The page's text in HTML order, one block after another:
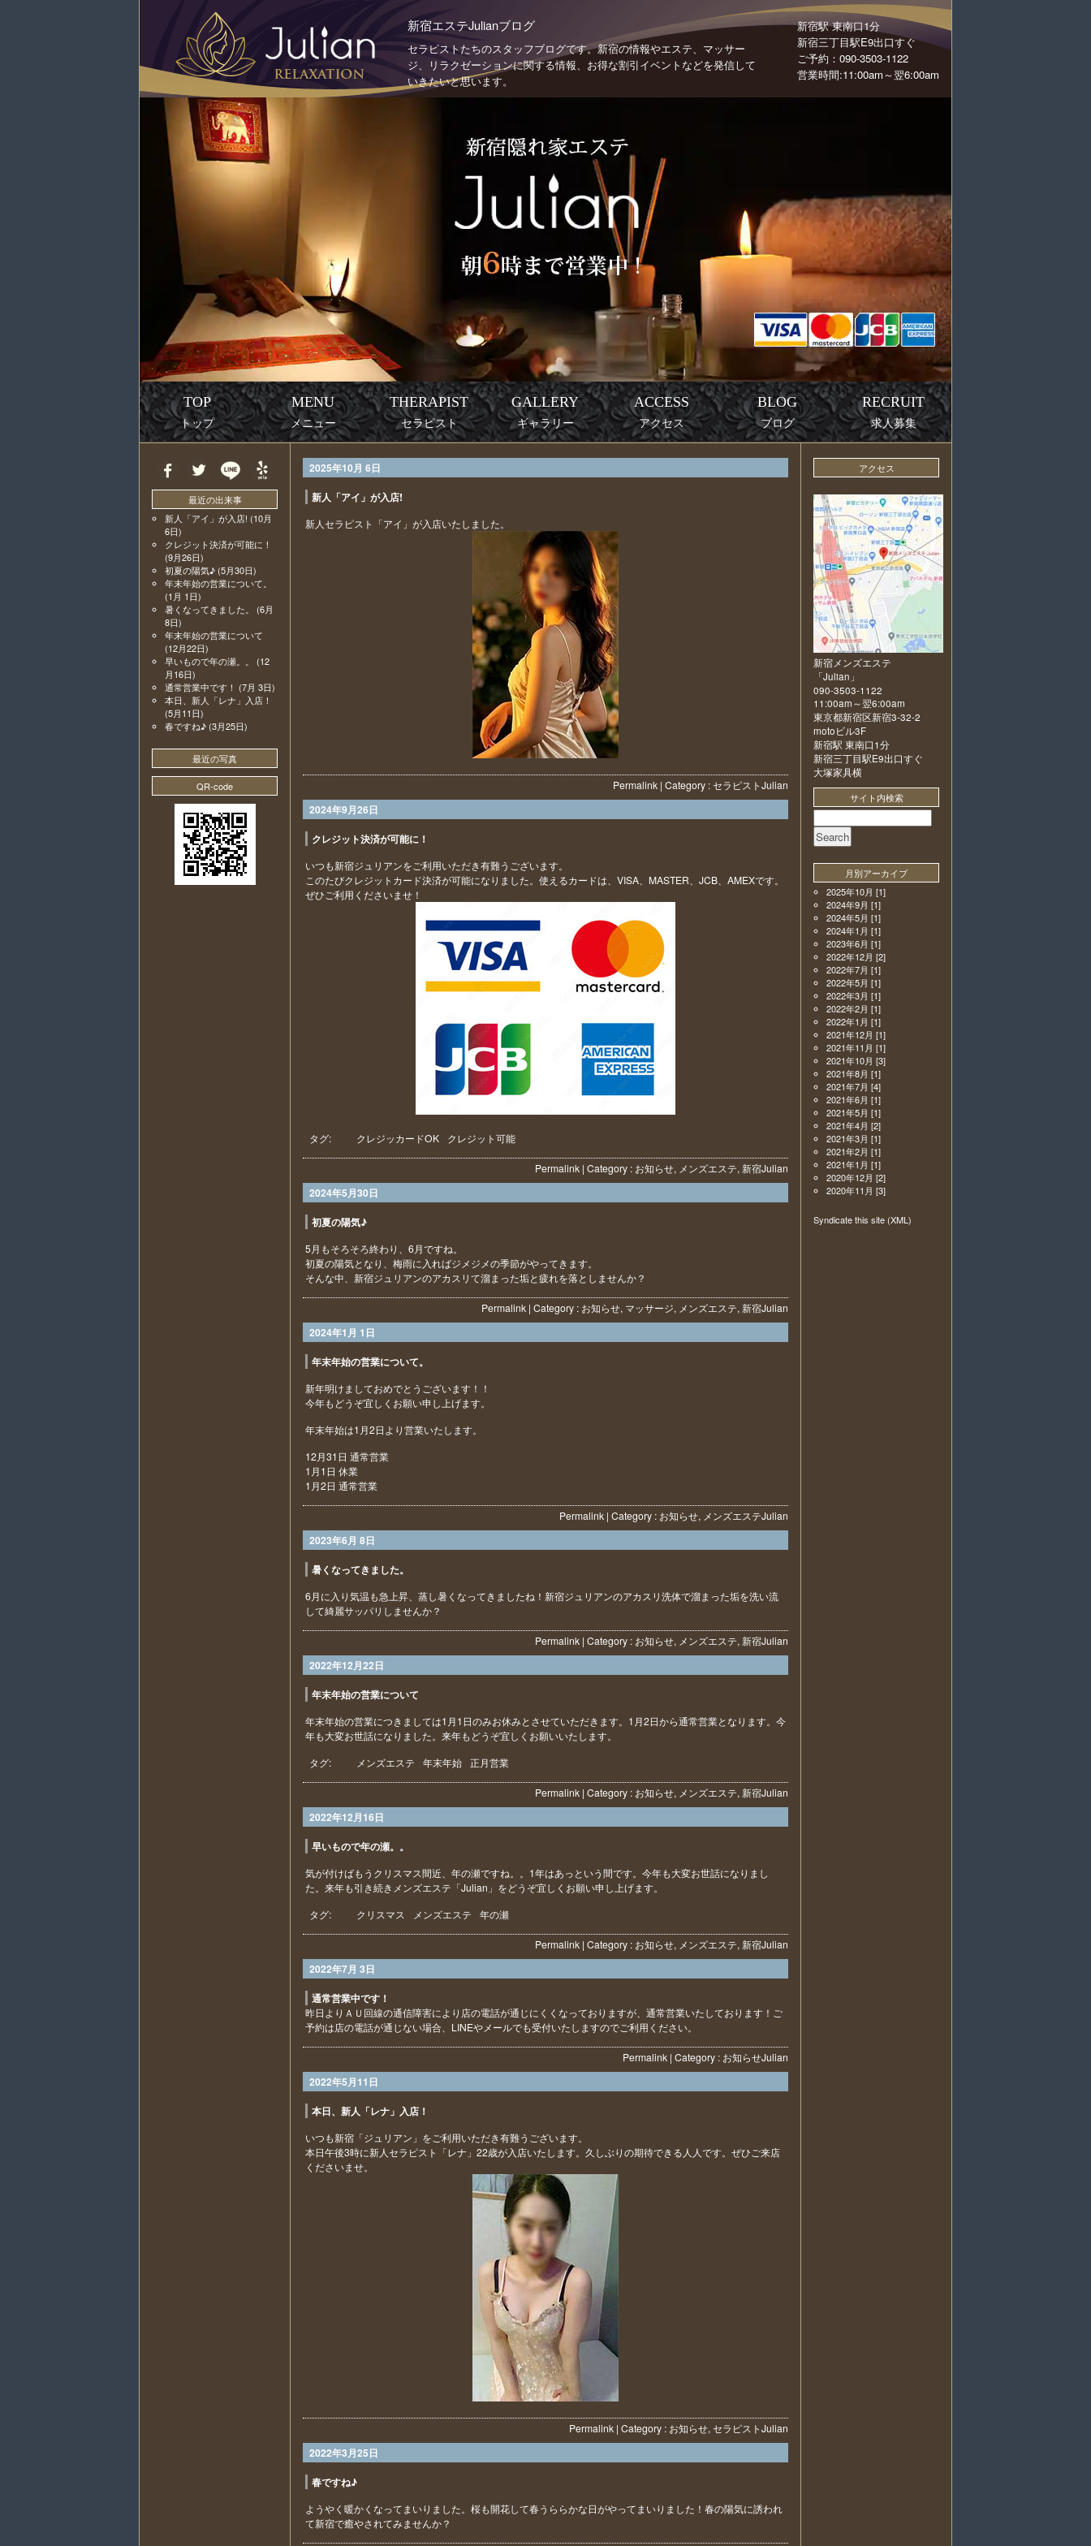
新宿エステJulianブログ
セラピストたちのスタッフブログです。新宿の情報やエステ、マッサー
ジ、リラクゼーションに関する情報、お得な割引イベントなどを発信して
いきたいと思います。
新宿駅 東南口1分
新宿三丁目駅E9出口すぐ
ご予約：090-3503-1122
営業時間:11:00am～翌6:00am
TOP
トップ
MENU
メニュー
THERAPIST
セラピスト
GALLERY
ギャラリー
ACCESS
アクセス
BLOG
ブログ
RECRUIT
求人募集
2025年10月 6日
新人「アイ」が入店!
新人セラピスト「アイ」が入店いたしました。
Permalink | Category : セラピストJulian
2024年9月26日
クレジット決済が可能に！
いつも新宿ジュリアンをご利用いただき有難うございます。
このたびクレジットカード決済が可能になりました。使えるカードは、VISA、MASTER、JCB、AMEXです。
ぜひご利用くださいませ！
タグ: クレジッカードOK クレジット可能
Permalink | Category : お知らせ, メンズエステ, 新宿Julian
2024年5月30日
初夏の陽気♪
5月もそろそろ終わり、6月ですね。
初夏の陽気となり、梅雨に入ればジメジメの季節がやってきます。
そんな中、新宿ジュリアンのアカスリて溜まった垢と疲れを落としませんか？
Permalink | Category : お知らせ, マッサージ, メンズエステ, 新宿Julian
2024年1月 1日
年末年始の営業について。
新年明けましておめでとうございます！！
今年もどうぞ宜しくお願い申し上げます。
年末年始は1月2日より営業いたします。
12月31日 通常営業
1月1日 休業
1月2日 通常営業
Permalink | Category : お知らせ, メンズエステJulian
2023年6月 8日
暑くなってきました。
6月に入り気温も急上昇、蒸し暑くなってきましたね！新宿ジュリアンのアカスリ洗体で溜まった垢を洗い流
して綺麗サッパリしませんか？
Permalink | Category : お知らせ, メンズエステ, 新宿Julian
2022年12月22日
年末年始の営業について
年末年始の営業につきましては1月1日のみお休みとさせていただきます。1月2日から通常営業となります。今
年も大変お世話になりました。来年もどうぞ宜しくお願いいたします。
タグ:
メンズエステ 年末年始 正月営業
Permalink | Category : お知らせ, メンズエステ, 新宿Julian
2022年12月16日
早いもので年の瀬。。
気が付けばもうクリスマス間近、年の瀬ですね。。1年はあっという間です。今年も大変お世話になりまし
た。来年も引き続きメンズエステ「Julian」をどうぞ宜しくお願い申し上げます。
タグ:
クリスマス メンズエステ 年の瀬
Permalink | Category : お知らせ, メンズエステ, 新宿Julian
2022年7月 3日
通常営業中です！
昨日よりＡＵ回線の通信障害により店の電話が通じにくくなっておりますが、通常営業いたしております！ご
予約は店の電話が通じない場合、LINEやメールでも受付いたしますのでご利用ください。
Permalink | Category : お知らせJulian
2022年5月11日
本日、新人「レナ」入店！
いつも新宿「ジュリアン」をご利用いただき有難うございます。
本日午後3時に新人セラピスト「レナ」22歳が入店いたします。久しぶりの期待できる人人です。ぜひご来店
くださいませ。
Permalink | Category : お知らせ, セラピストJulian
2022年3月25日
春ですね♪
ようやく暖かくなってまいりました。桜も開花して春うららかな日がやってまいりました！春の陽気に誘われ
て新宿で癒やされてみませんか？
最近の出来事
新人「アイ」が入店! (10月
6日)
クレジット決済が可能に！
(9月26日)
初夏の陽気♪ (5月30日)
年末年始の営業について。
(1月 1日)
暑くなってきました。
(6月
8日)
年末年始の営業について
(12月22日)
早いもので年の瀬。。
(12
月16日)
通常営業中です！ (7月 3日)
本日、新人「レナ」入店！
(5月11日)
春ですね♪ (3月25日)
最近の写真
QR-code
アクセス
新宿メンズエステ
「Julian 」
090-3503-1122
11:00am～翌6:00am
東京都新宿区新宿3-32-2
motoビル3F
新宿駅 東南口1分
新宿三丁目駅E9出口すぐ
大塚家具横
サイト内検索
月別アーカイブ
2025年10月 [1]
2024年9月 [1]
2024年5月 [1]
2024年1月 [1]
2023年6月 [1]
2022年12月 [2]
2022年7月 [1]
2022年5月 [1]
2022年3月 [1]
2022年2月 [1]
2022年1月 [1]
2021年12月 [1]
2021年11月 [1]
2021年10月 [3]
2021年8月 [1]
2021年7月 [4]
2021年6月 [1]
2021年5月 [1]
2021年4月 [2]
2021年3月 [1]
2021年2月 [1]
2021年1月 [1]
2020年12月 [2]
2020年11月 [3]
Syndicate this site (XML)